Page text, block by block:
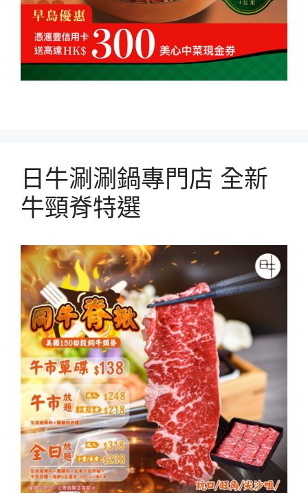
日牛涮涮鍋專門店 全新
牛頸脊特選